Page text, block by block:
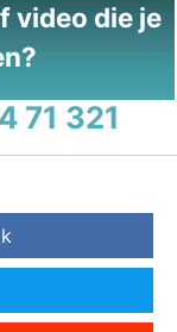
video die je
71 321